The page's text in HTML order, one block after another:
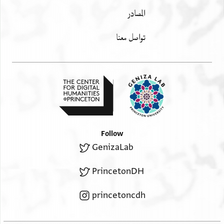
]לי אלאמר מעהם למא יתיבך
] . בקי לי אלא כלק(?) מאדה(?)
]צי אנגיד(?) נצף אלרחל
المصادر
تواصل معنا
Follow
GenizaLab
PrincetonDH
princetoncdh